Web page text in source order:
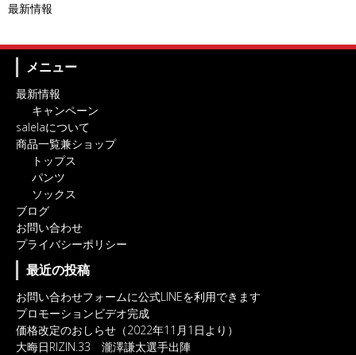
最新情報
メニュー
最新情報
キャンペーン
salelaについて
商品一覧兼ショップ
トップス
パンツ
ソックス
ブログ
お問い合わせ
プライバシーポリシー
最近の投稿
お問い合わせフォームに公式LINEを利用できます
プロモーションビデオ完成
価格改定のおしらせ（2022年11月1日より）
大晦日RIZIN.33 瀧澤謙太選手出陣